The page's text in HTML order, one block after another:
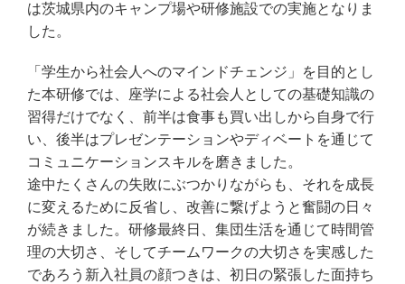
は茨城県内のキャンプ場や研修施設での実施となりま
した。
「学生から社会人へのマインドチェンジ」を目的とし
た本研修では、座学による社会人としての基礎知識の
習得だけでなく、前半は食事も買い出しから自身で行
い、後半はプレゼンテーションやディベートを通じて
コミュニケーションスキルを磨きました。
途中たくさんの失敗にぶつかりながらも、それを成長
に変えるために反省し、改善に繋げようと奮闘の日々
が続きました。研修最終日、集団生活を通じて時間管
理の大切さ、そしてチームワークの大切さを実感した
であろう新入社員の顔つきは、初日の緊張した面持ち